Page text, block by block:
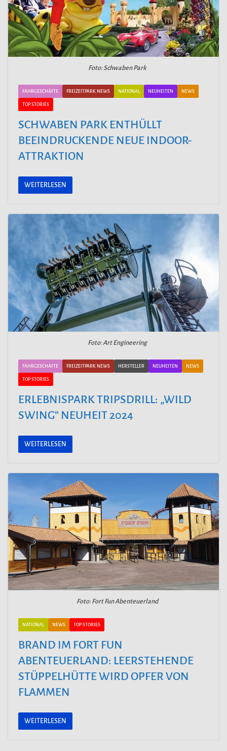
Foto: Schwaben Park
FAHRGESCHÄFTE FREIZEITPARK NEWS NATIONAL NEUHEITEN NEWS
TOP STORIES
SCHWABEN PARK ENTHÜLLT
BEEINDRUCKENDE NEUE INDOOR-
ATTRAKTION
WEITERLESEN
Foto: Art Engineering
FAHRGESCHÄFTE FREIZEITPARK NEWS HERSTELLER NEUHEITEN NEWS
TOP STORIES
ERLEBNISPARK TRIPSDRILL: „WILD
SWING“ NEUHEIT 2024
WEITERLESEN
Foto: Fort Fun Abenteuerland
NATIONAL NEWS TOP STORIES
BRAND IM FORT FUN
ABENTEUERLAND: LEERSTEHENDE
STÜPPELHÜTTE WIRD OPFER VON
FLAMMEN
WEITERLESEN